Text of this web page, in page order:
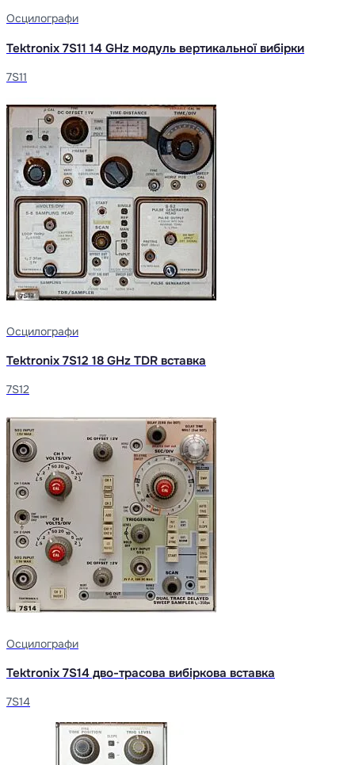
Осцилографи
Tektronix 7S11 14 GHz модуль вертикальної вибірки
7S11
Осцилографи
Tektronix 7S12 18 GHz TDR вставка
7S12
Осцилографи
Tektronix 7S14 дво-трасова вибіркова вставка
7S14